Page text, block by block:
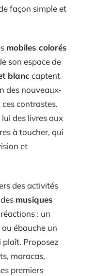
façon simple et
mobiles colorés
son espace de
blanc captent
des nouveaux-
contrastes.
des livres aux
à toucher, qui
et
des activités
musiques
: un
ou ébauche un
plaît. Proposez
maracas,
premiers